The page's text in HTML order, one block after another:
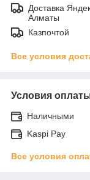
Доставка
Алматы
Казпочтой
Все условия
Условия
Наличными
Kaspi Pay
Все условия